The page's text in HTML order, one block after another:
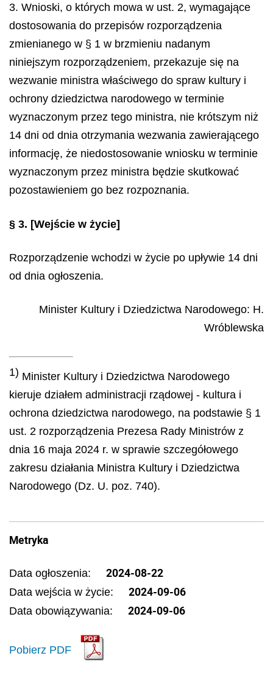
3. Wnioski, o których mowa w ust. 2, wymagające
dostosowania do przepisów rozporządzenia
zmienianego w § 1 w brzmieniu nadanym
niniejszym rozporządzeniem, przekazuje się na
wezwanie ministra właściwego do spraw kultury i
ochrony dziedzictwa narodowego w terminie
wyznaczonym przez tego ministra, nie krótszym niż
14 dni od dnia otrzymania wezwania zawierającego
informację, że niedostosowanie wniosku w terminie
wyznaczonym przez ministra będzie skutkować
pozostawieniem go bez rozpoznania.
§ 3. [Wejście w życie]
Rozporządzenie wchodzi w życie po upływie 14 dni
od dnia ogłoszenia.
Minister Kultury i Dziedzictwa Narodowego: H.
Wróblewska
1) Minister Kultury i Dziedzictwa Narodowego
kieruje działem administracji rządowej - kultura i
ochrona dziedzictwa narodowego, na podstawie § 1
ust. 2 rozporządzenia Prezesa Rady Ministrów z
dnia 16 maja 2024 r. w sprawie szczegółowego
zakresu działania Ministra Kultury i Dziedzictwa
Narodowego (Dz. U. poz. 740).
Metryka
Data ogłoszenia: 2024-08-22
Data wejścia w życie: 2024-09-06
Data obowiązywania: 2024-09-06
Pobierz PDF